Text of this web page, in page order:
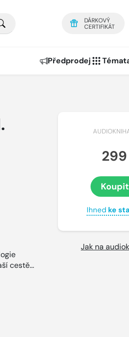
DÁRKOVÝ
CERTIFIKÁT
Předprodej
cestě...
299
Koupit
Ihned ke
Jak na